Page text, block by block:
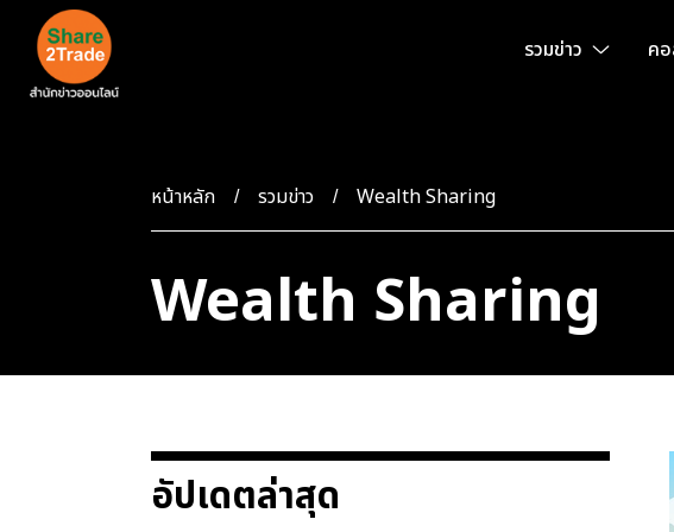
รวมข่าว ค
หน้าหลัก รวมข่าว Wealth Sharing
Wealth Sharing
อัปเดตล่าสุด